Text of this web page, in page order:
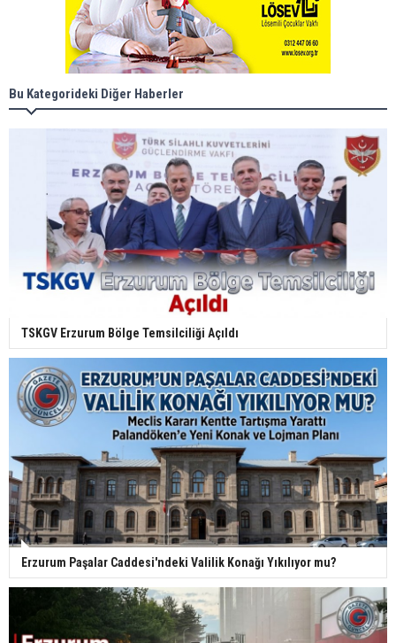
Bu Kategorideki Diğer Haberler
TSKGV Erzurum Bölge Temsilciliği Açıldı
Erzurum Paşalar Caddesi'ndeki Valilik Konağı Yıkılıyor mu?